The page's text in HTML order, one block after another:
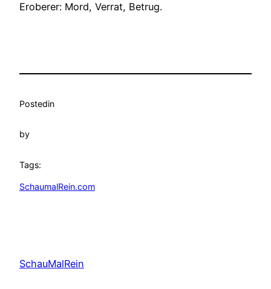
Eroberer: Mord, Verrat, Betrug.
Postedin
by
Tags:
SchaumalRein.com
SchauMalRein